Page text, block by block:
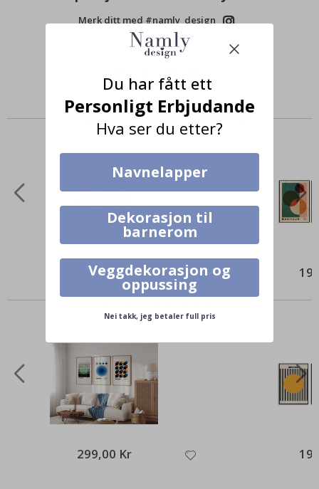
Merk ditt med #namly_design
Produkter kjøpt sammen
95,00 Kr
Alternative produkter
299,00 Kr
Du har fått ett
Personligt Erbjudande
Hva ser du etter?
Navnelapper
Dekorasjon til
barnerom
Veggdekorasjon og
oppussing
Nei takk, jeg betaler full pris